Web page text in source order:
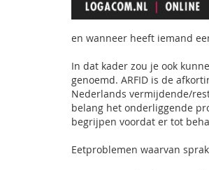
en wanneer heeft iemand
In dat kader zou je ook
genoemd. ARFID is de
Nederlands vermijdende/
belang het onderliggende
begrijpen voordat er tot
Eetproblemen waarvan